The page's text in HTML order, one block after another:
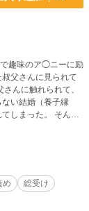
趣味のア◯ニーに励
父さんに見られて
んに触れられて、
い結婚（養子縁
して、
で男の子だらけの男
しれない話です。
め
総受け